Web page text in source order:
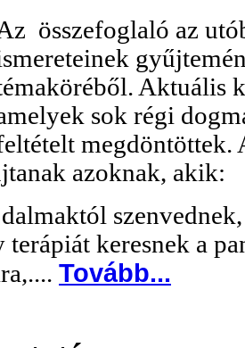
összefoglaló az
Aktuális
sok régi
azoknak, akik:
terápiát keresnek a
Tovább...